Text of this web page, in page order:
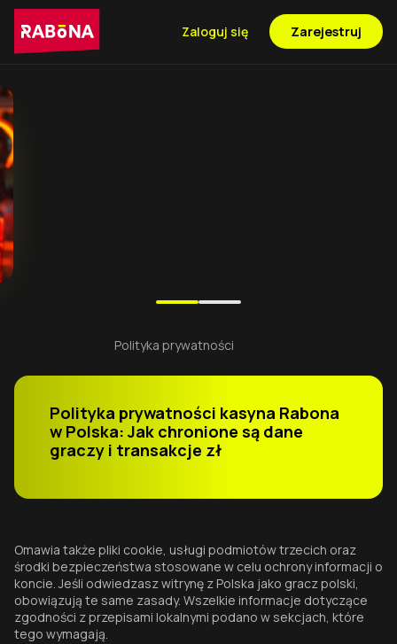
Zaloguj się Zarejestruj
Polityka prywatności
Polityka prywatności kasyna Rabona
w Polska: Jak chronione są dane
graczy i transakcje zł
Omawia także pliki cookie, usługi podmiotów trzecich oraz
środki bezpieczeństwa stosowane w celu ochrony informacji o
koncie. Jeśli odwiedzasz witrynę z Polska jako gracz polski,
obowiązują te same zasady. Wszelkie informacje dotyczące
zgodności z przepisami lokalnymi podano w sekcjach, które
tego wymagają.